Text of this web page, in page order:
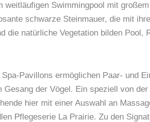
weitläufigen Swimmingpool mit
schwarze Steinmauer, die mit
die natürliche Vegetation bilden
Pavillons ermöglichen Paar- und
der Vögel. Ein speziell von
hier mit einer Auswahl an
Pflegeserie La Prairie. Zu den